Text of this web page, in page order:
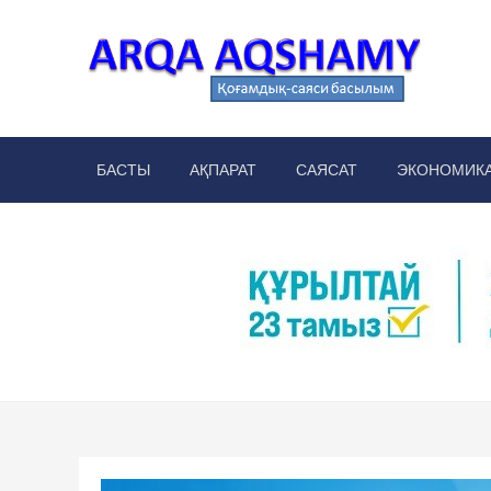
БАСТЫ АҚПАРАТ САЯСАТ